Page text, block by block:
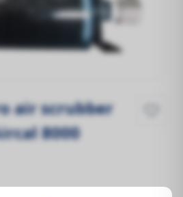
air scrubber
8000